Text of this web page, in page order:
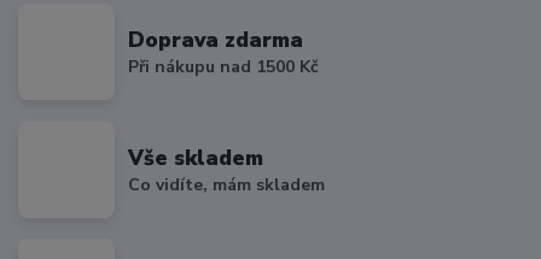
Doprava zdarma
Při nákupu nad 1500 Kč
Vše skladem
Co vidíte, mám skladem